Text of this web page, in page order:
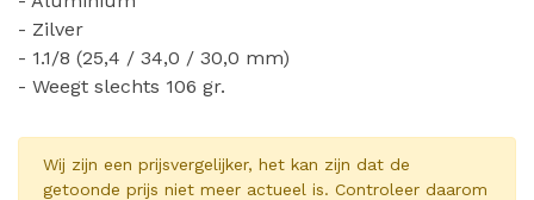
- Zilver
- 1.1/8 (25,4 / 34,0 / 30,0 mm)
- Weegt slechts 106 gr.
Wij zijn een prijsvergelijker, het kan zijn dat de
getoonde prijs niet meer actueel is. Controleer daarom